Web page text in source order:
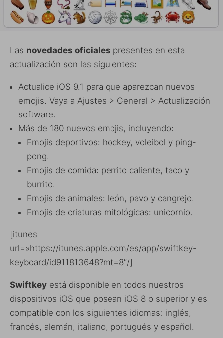
Las novedades oficiales presentes en esta
actualización son las siguientes:
Actualice iOS 9.1 para que aparezcan nuevos
emojis. Vaya a Ajustes > General > Actualización
software.
Más de 180 nuevos emojis, incluyendo:
Emojis deportivos: hockey, voleibol y ping-
pong.
Emojis de comida: perrito caliente, taco y
burrito.
Emojis de animales: león, pavo y cangrejo.
Emojis de criaturas mitológicas: unicornio.
[itunes
url=»https://itunes.apple.com/es/app/swiftkey-
keyboard/id911813648?mt=8″/]
Swiftkey está disponible en todos nuestros
dispositivos iOS que posean iOS 8 o superior y es
compatible con los siguientes idiomas: inglés,
francés, alemán, italiano, portugués y español.